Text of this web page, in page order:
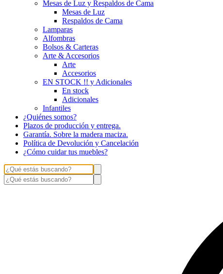
Mesas de Luz y Respaldos de Cama
Mesas de Luz
Respaldos de Cama
Lamparas
Alfombras
Bolsos & Carteras
Arte & Accesorios
Arte
Accesorios
EN STOCK !! y Adicionales
En stock
Adicionales
Infantiles
¿Quiénes somos?
Plazos de producción y entrega.
Garantía. Sobre la madera maciza.
Política de Devolución y Cancelación
¿Cómo cuidar tus muebles?